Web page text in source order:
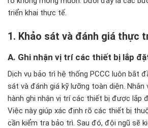
triển khai thực tế.
1. Khảo sát và đánh giá thực
A. Ghi nhận vị trí các thiết bị lắp đ
Dịch vụ bảo trì hệ thống PCCC luôn bắt
sát và đánh giá kỹ lưỡng toàn diện. Nhân
hành ghi nhận vị trí các thiết bị được lắp
Việc này giúp xác định rõ các thiết bị
cần kiểm tra bảo trì. Sau đó, đội ngũ sẽ